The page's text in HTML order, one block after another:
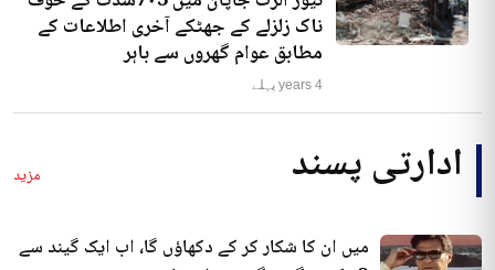
ناک زلزلے کے جھٹکے آخری اطلاعات کے
مطابق عوام گھروں سے باہر
4 years پہلے
ادارتی پسند مزید
میں ان کا شکار کر کے دکھاؤں گا، اب ایک گیند سے